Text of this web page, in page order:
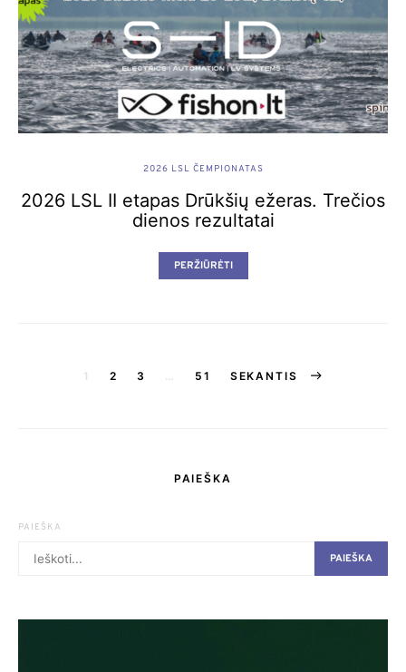
2026 LSL ČEMPIONATAS
2026 LSL II etapas Drūkšių ežeras. Trečios
dienos rezultatai
PERŽIŪRĖTI
Įrašų
1 2 3 … 51 SEKANTIS
PAIEŠKA
PAIEŠKA
PAIEŠKA